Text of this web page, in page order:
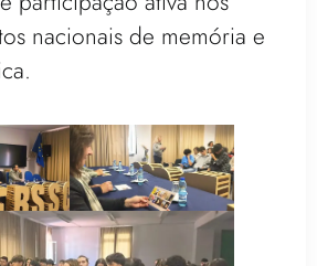
nacionais de memória e